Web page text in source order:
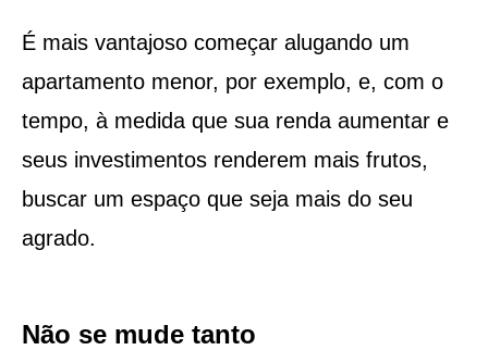
É mais vantajoso começar alugando um
apartamento menor, por exemplo, e, com o
tempo, à medida que sua renda aumentar e
seus investimentos renderem mais frutos,
buscar um espaço que seja mais do seu
agrado.
Não se mude tanto